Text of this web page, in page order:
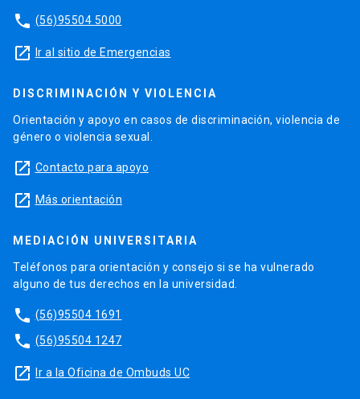
phone (56)95504 5000
launch Ir al sitio de Emergencias
DISCRIMINACIÓN Y VIOLENCIA
Orientación y apoyo en casos de discriminación, violencia de
género o violencia sexual.
launch Contacto para apoyo
launch Más orientación
MEDIACIÓN UNIVERSITARIA
Teléfonos para orientación y consejo si se ha vulnerado
alguno de tus derechos en la universidad.
phone (56)95504 1691
phone (56)95504 1247
launch Ir a la Oficina de Ombuds UC